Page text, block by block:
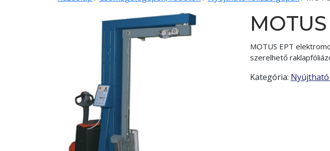
MOTUS EPT
szerelhető
Kategória: